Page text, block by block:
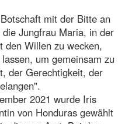
mit der Bitte an
Jungfrau Maria, in der
den Willen zu wecken,
um gemeinsam zu
der Gerechtigkeit, der
2021 wurde Iris
von Honduras gewählt